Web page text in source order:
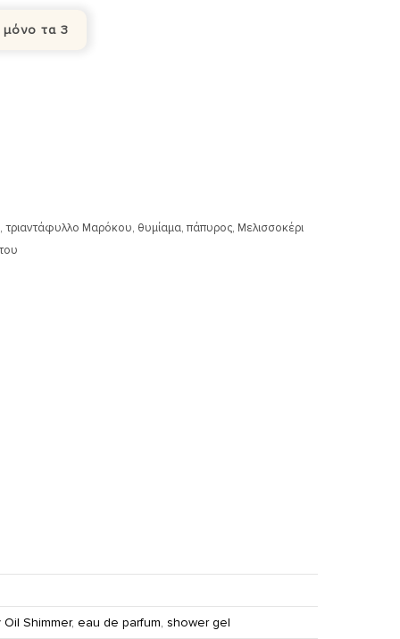
τα 3
τριαντάφυλλο Μαρόκου, θυμίαμα, πάπυρος, Μελισσοκέρι
Oil Shimmer, eau de parfum, shower gel